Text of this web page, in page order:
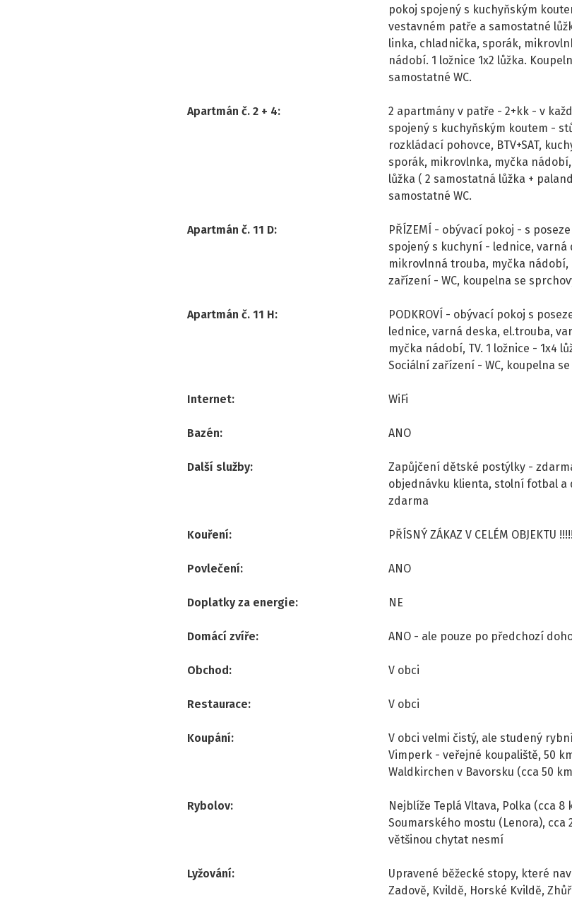
pokoj spojený s kuchyňským
vestavném patře a samostatné
linka, chladnička, sporák,
nádobí. 1 ložnice 1x2 lůžka.
samostatné WC.
Apartmán č. 2 + 4:
2 apartmány v patře - 2+kk - v
spojený s kuchyňským koutem -
rozkládací pohovce, BTV+SAT,
sporák, mikrovlnka, myčka
lůžka ( 2 samostatná lůžka +
samostatné WC.
Apartmán č. 11 D:
PŘÍZEMÍ - obývací pokoj - s
spojený s kuchyní - lednice,
mikrovlnná trouba, myčka nádobí,
zařízení - WC, koupelna se
Apartmán č. 11 H:
PODKROVÍ - obývací pokoj s
lednice, varná deska, el.trouba,
myčka nádobí, TV. 1 ložnice - 1x4
Sociální zařízení - WC, koupelna
Internet: WiFi
Bazén: ANO
Další služby:
Zapůjčení dětské postýlky -
objednávku klienta, stolní fotbal a
zdarma
Kouření: PŘÍSNÝ ZÁKAZ V CELÉM OBJEKTU
Povlečení: ANO
Doplatky za energie: NE
Domácí zvíře: ANO - ale pouze po předchozí
Obchod: V obci
Restaurace: V obci
Koupání:
V obci velmi čistý, ale studený
Vimperk - veřejné koupaliště, 50
Waldkirchen v Bavorsku (cca 50
Rybolov:
Nejblíže Teplá Vltava, Polka (cca 8
Soumarského mostu (Lenora),
většinou chytat nesmí
Lyžování:
Upravené běžecké stopy, které
Zadově, Kvildě, Horské Kvildě,